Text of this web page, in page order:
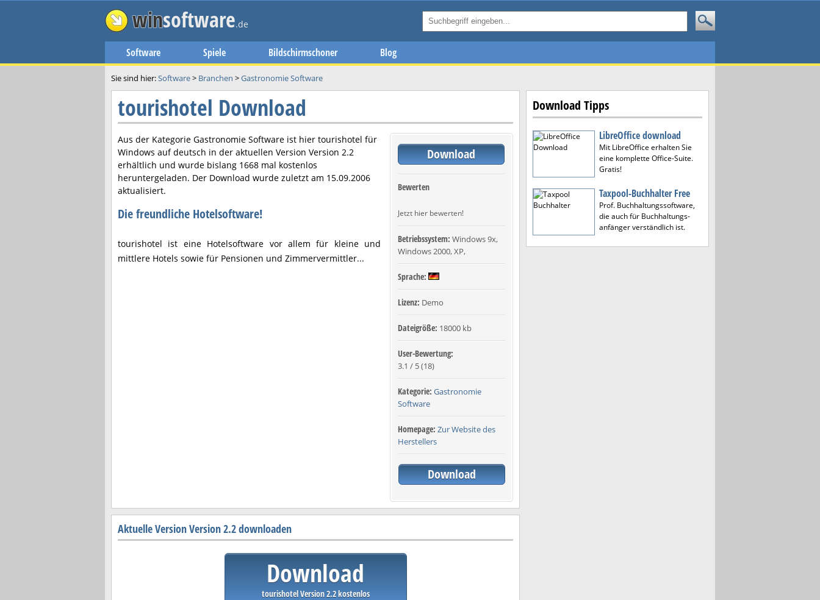
winsoftware.de
Software Spiele Bildschirmschoner Blog
Sie sind hier:Software> Branchen >Gastronomie Software
tourishotel Download
Aus der Kategorie Gastronomie Software ist hier tourishotel für
Windows auf deutsch in der aktuellen Version Version 2.2
erhältlich und wurde bislang 1668 mal kostenlos
heruntergeladen. Der Download wurde zuletzt am 15.09.2006
aktualisiert.
Download
Bewerten
Jetzt hier bewerten!
Betriebssystem: Windows 9x,
Windows 2000, XP,
Sprache:
Lizenz: Demo
Dateigröße: 18000 kb
User-Bewertung:
3.1 / 5(18)
Kategorie: Gastronomie
Software
Homepage: Zur Website des
Herstellers
Download
Die freundliche Hotelsoftware!
tourishotel ist eine Hotelsoftware vor allem für kleine und
mittlere Hotels sowie für Pensionen und Zimmervermittler...
Aktuelle Version Version 2.2 downloaden
Download
tourishotel Version 2.2 kostenlos
Download Tipps
LibreOffice download
Mit LibreOffice erhalten Sie
eine komplette Office-Suite.
Gratis!
Taxpool-Buchhalter Free
Prof. Buchhaltungssoftware,
die auch für Buchhaltungs-
anfänger verständlich ist.